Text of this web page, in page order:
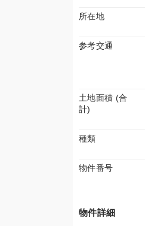
所在地
参考交通
土地面積 (合
計)
種類
物件番号
物件詳細